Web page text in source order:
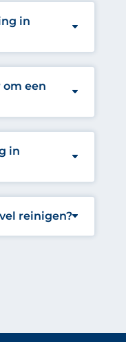
in
om een
in
reinigen?